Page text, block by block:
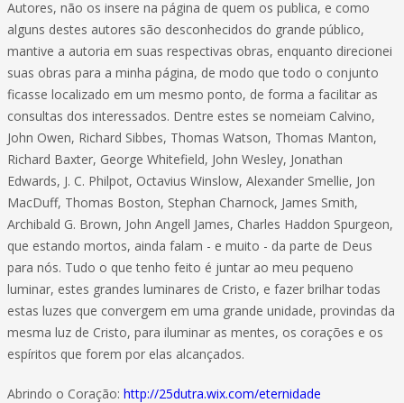
Autores, não os insere na página de quem os publica, e como
alguns destes autores são desconhecidos do grande público,
mantive a autoria em suas respectivas obras, enquanto direcionei
suas obras para a minha página, de modo que todo o conjunto
ficasse localizado em um mesmo ponto, de forma a facilitar as
consultas dos interessados. Dentre estes se nomeiam Calvino,
John Owen, Richard Sibbes, Thomas Watson, Thomas Manton,
Richard Baxter, George Whitefield, John Wesley, Jonathan
Edwards, J. C. Philpot, Octavius Winslow, Alexander Smellie, Jon
MacDuff, Thomas Boston, Stephan Charnock, James Smith,
Archibald G. Brown, John Angell James, Charles Haddon Spurgeon,
que estando mortos, ainda falam - e muito - da parte de Deus
para nós. Tudo o que tenho feito é juntar ao meu pequeno
luminar, estes grandes luminares de Cristo, e fazer brilhar todas
estas luzes que convergem em uma grande unidade, provindas da
mesma luz de Cristo, para iluminar as mentes, os corações e os
espíritos que forem por elas alcançados.
Abrindo o Coração: http://25dutra.wix.com/eternidade